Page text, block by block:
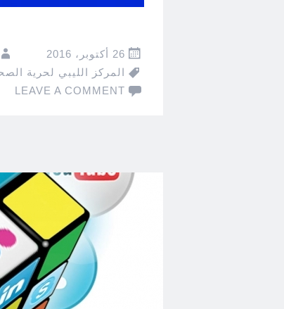
26 أكتوبر، 2016
المركز الليبي لحرية
LEAVE A COMMENT